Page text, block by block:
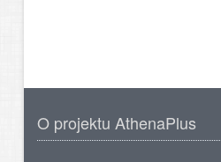
O projektu AthenaPlus